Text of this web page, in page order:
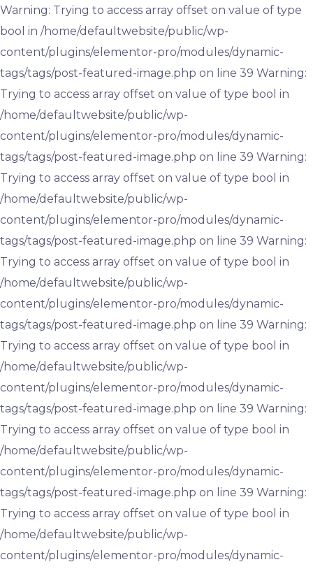
Warning: Trying to access array offset on value of type
bool in /home/defaultwebsite/public/wp-
content/plugins/elementor-pro/modules/dynamic-
tags/tags/post-featured-image.php on line 39 Warning:
Trying to access array offset on value of type bool in
/home/defaultwebsite/public/wp-
content/plugins/elementor-pro/modules/dynamic-
tags/tags/post-featured-image.php on line 39 Warning:
Trying to access array offset on value of type bool in
/home/defaultwebsite/public/wp-
content/plugins/elementor-pro/modules/dynamic-
tags/tags/post-featured-image.php on line 39 Warning:
Trying to access array offset on value of type bool in
/home/defaultwebsite/public/wp-
content/plugins/elementor-pro/modules/dynamic-
tags/tags/post-featured-image.php on line 39 Warning:
Trying to access array offset on value of type bool in
/home/defaultwebsite/public/wp-
content/plugins/elementor-pro/modules/dynamic-
tags/tags/post-featured-image.php on line 39 Warning:
Trying to access array offset on value of type bool in
/home/defaultwebsite/public/wp-
content/plugins/elementor-pro/modules/dynamic-
tags/tags/post-featured-image.php on line 39 Warning:
Trying to access array offset on value of type bool in
/home/defaultwebsite/public/wp-
content/plugins/elementor-pro/modules/dynamic-